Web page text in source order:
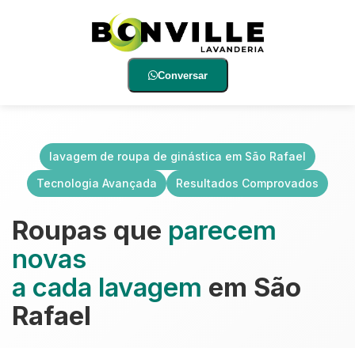
Conversar
lavagem de roupa de ginástica em São Rafael
Tecnologia Avançada
Resultados Comprovados
Roupas que parecem
novas
a cada lavagem em São
Rafael